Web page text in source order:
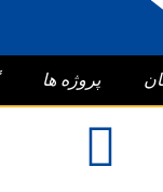
پروژه ها